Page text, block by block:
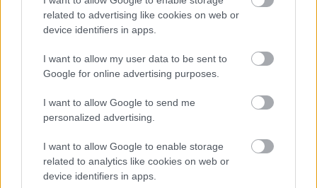
related to advertising like cookies on web or
device identifiers in apps.
I want to allow my user data to be sent to
Google for online advertising purposes.
I want to allow Google to send me
personalized advertising.
I want to allow Google to enable storage
related to analytics like cookies on web or
device identifiers in apps.
A 2024-es karácsony nagyon más lesz: ez
az Univerzum üzenete Neked az ünnepre
További bejegyzések